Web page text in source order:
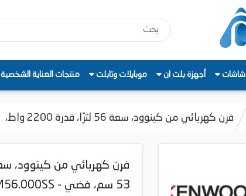
شاشات أجهزة بلت ان موبايلات وتابلت منتجات العناية الشخصية
فرن كهربائي من كينوود، سعة 56 لترًا، قدرة 2200 واط،
53 سم، فضي - MOM56.000SS